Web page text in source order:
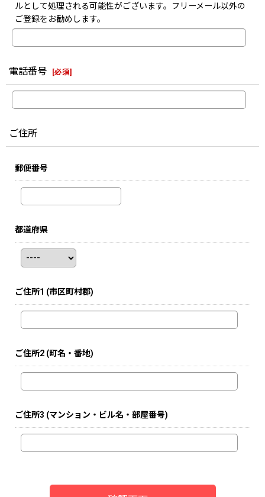
ルとして処理される可能性がございます。フリーメール以外の
ご登録をお勧めします。
電話番号 [必須]
ご住所
郵便番号
都道府県
ご住所1 (市区町村郡)
ご住所2 (町名・番地)
ご住所3 (マンション・ビル名・部屋番号)